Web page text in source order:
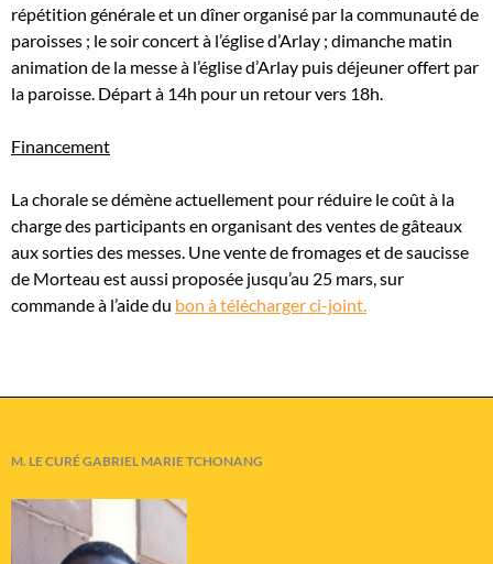
répétition générale et un dîner organisé par la communauté de
paroisses ; le soir concert à l’église d’Arlay ; dimanche matin
animation de la messe à l’église d’Arlay puis déjeuner offert par
la paroisse. Départ à 14h pour un retour vers 18h.
Financement
La chorale se démène actuellement pour réduire le coût à la
charge des participants en organisant des ventes de gâteaux
aux sorties des messes. Une vente de fromages et de saucisse
de Morteau est aussi proposée jusqu’au 25 mars, sur
commande à l’aide du bon à télécharger ci-joint.
M. LE CURÉ GABRIEL MARIE TCHONANG